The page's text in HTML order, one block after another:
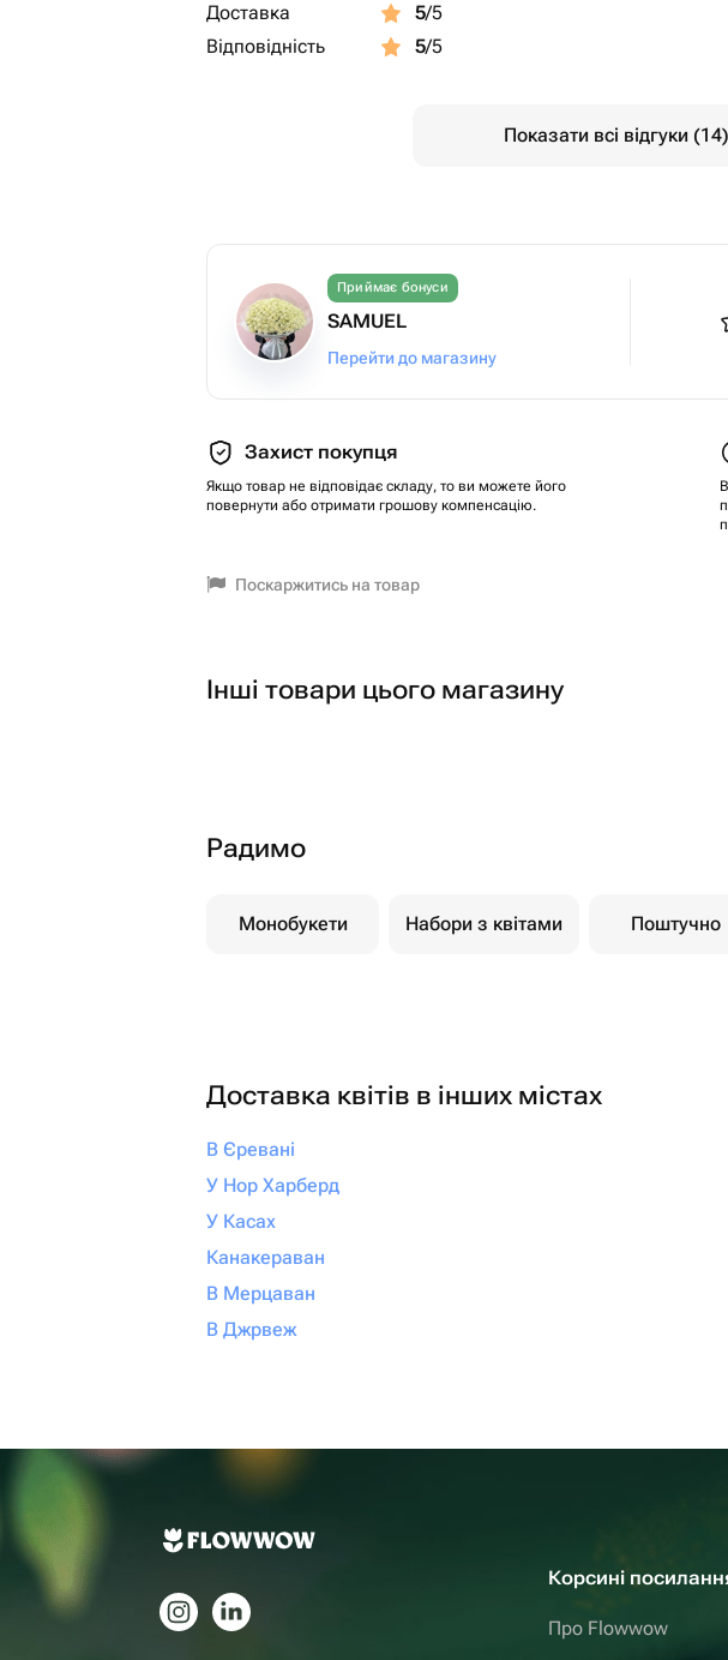
Доставка
5/5
Відповідність
5/5
Показати всі відгуки (14)
Приймає бонуси
SAMUEL
Перейти до магазину
Захист покупця
Якщо товар не відповідає складу, то ви можете його
повернути або отримати грошову компенсацію.
Поскаржитись на товар
Інші товари цього магазину
Радимо
Монобукети Набори з квітами Поштучно
Доставка квітів в інших містах
В Єревані
У Нор Харберд
У Касах
Канакераван
В Мерцаван
В Джрвеж
Корсині
Про Flowwow